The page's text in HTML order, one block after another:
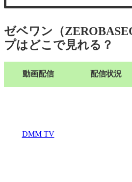
ゼベワン（
プはどこで見れる？
動画配信 配信状況
DMM TV